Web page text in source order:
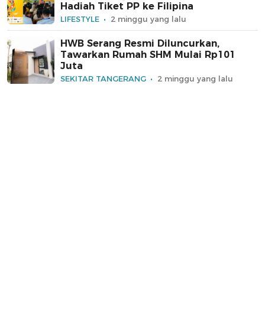
Hadiah Tiket PP ke Filipina
LIFESTYLE 2 minggu yang lalu
HWB Serang Resmi Diluncurkan,
Tawarkan Rumah SHM Mulai Rp101
Juta
SEKITAR TANGERANG 2 minggu yang lalu